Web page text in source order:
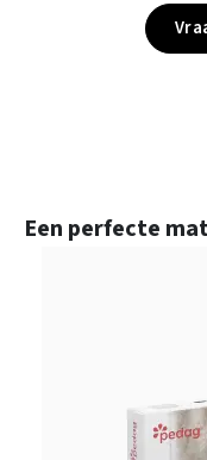
Productgalerij overslaan
Een perfecte